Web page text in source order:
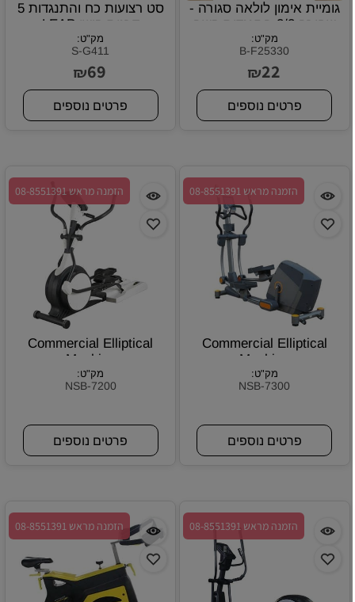
גומיית אימון לולאה סגורה -
שחורה 3/3 התנגדות קשה
מק"ט:
B-F25330
₪22
פרטים נוספים
סט רצועות כח והתנגדות 5
דרגות קושי LEAP
מק"ט:
S-G411
₪69
פרטים נוספים
הזמנה מראש 08-8551391
Commercial Elliptical
Machine
מק"ט:
NSB-7300
פרטים נוספים
הזמנה מראש 08-8551391
Commercial Elliptical
Machine
מק"ט:
NSB-7200
פרטים נוספים
הזמנה מראש 08-8551391 הזמנה מראש 08-8551391